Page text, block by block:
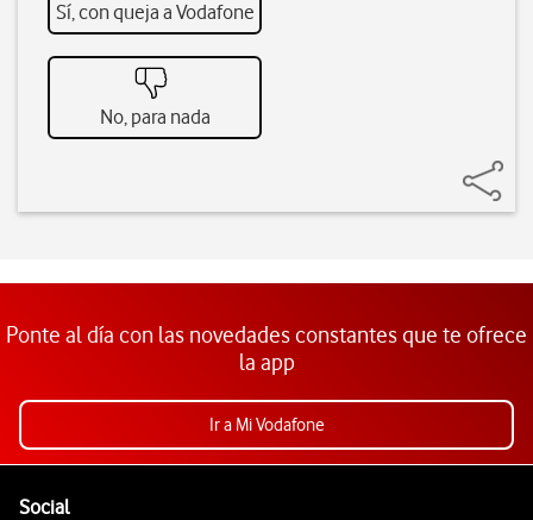
Sí, con queja a Vodafone
No, para nada
Ponte al día con las novedades constantes que te ofrece
la app
Ir a Mi Vodafone
SocialEnlaces a las redes sociales de Vodafone